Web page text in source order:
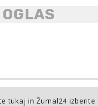
tukaj in Žurnal24 izberite